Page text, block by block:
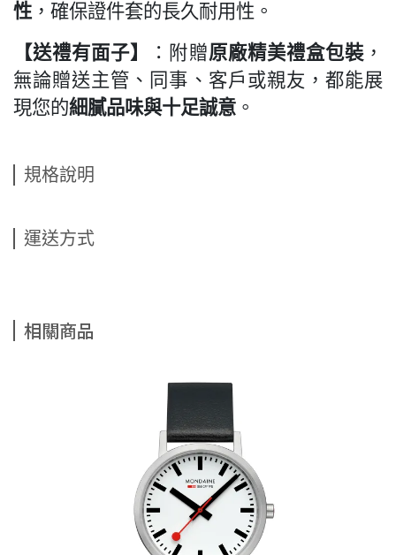
性 ，確保證件套的長久耐用性。
【送禮有面子】
：附贈原廠精美禮盒包裝 ，
無論贈送主管、同事、客戶或親友，都能展
現您的細膩品味與十足誠意 。
規格說明
運送方式
相關商品